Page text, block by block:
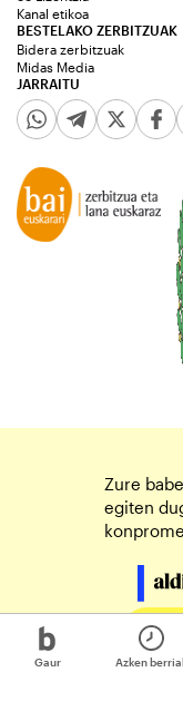
Gaur Azken
JARRAITU
Kanal etikoa
BESTELAKO ZERBITZUAK
Bidera zerbitzuak
Midas Media
Zure
egiten